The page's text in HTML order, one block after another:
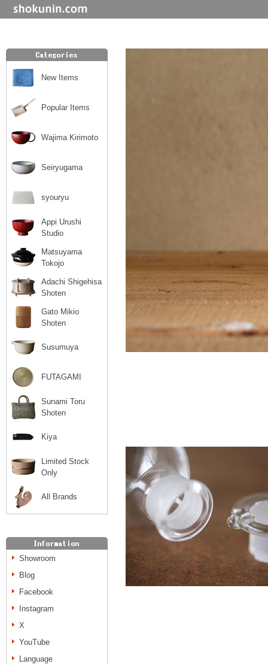
New Items
Popular Items
Wajima Kirimoto
Seiryugama
syouryu
Appi Urushi
Studio
Matsuyama
Tokojo
Adachi Shigehisa
Shoten
Gato Mikio
Shoten
Susumuya
FUTAGAMI
Sunami Toru
Shoten
Kiya
Limited Stock
Only
All Brands
Showroom
Blog
Facebook
Instagram
X
YouTube
Language